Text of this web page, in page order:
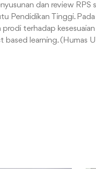
dan review RPS
Pendidikan Tinggi.
terhadap
learning. (Humas